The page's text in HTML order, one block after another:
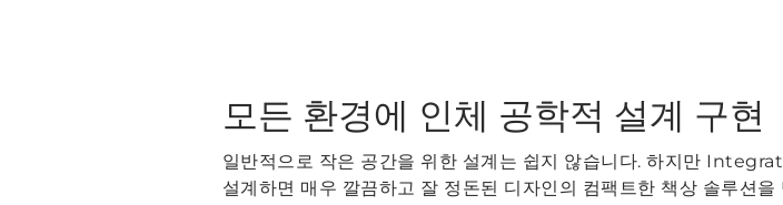
모든 환경에 인체 공학적 설계 구현
일반적으로 작은 공간을 위한 설계는 쉽지 않습니다. 하지만
설계하면 매우 깔끔하고 잘 정돈된 디자인의 컴팩트한 책상 솔루션을